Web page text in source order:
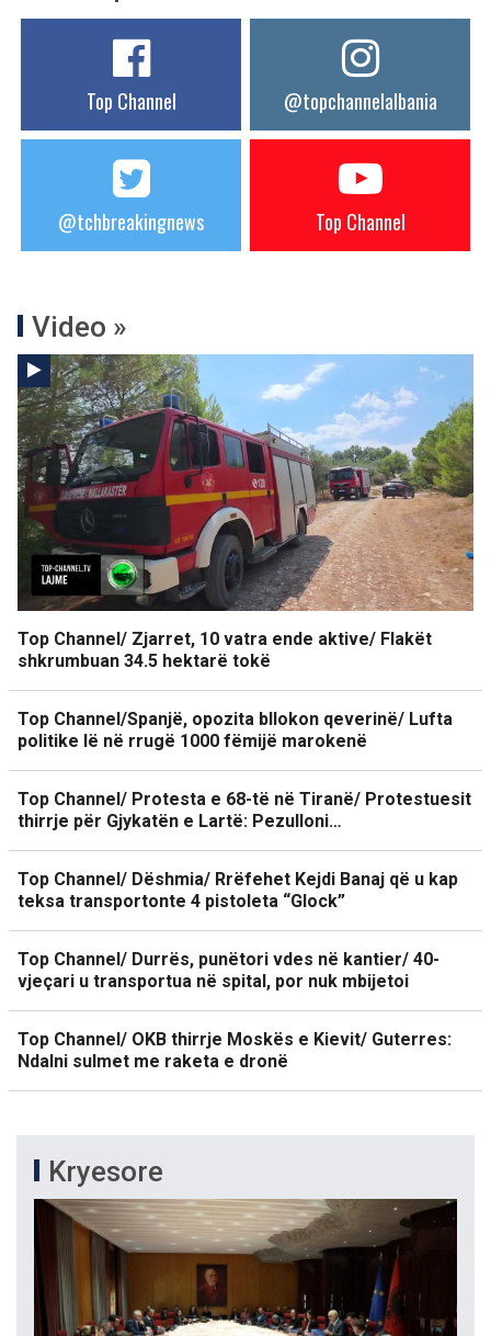
Top Channel @topchannelalbania
@tchbreakingnews Top Channel
Video »
Top Channel/ Zjarret, 10 vatra ende aktive/ Flakët
shkrumbuan 34.5 hektarë tokë
Top Channel/Spanjë, opozita bllokon qeverinë/ Lufta
politike lë në rrugë 1000 fëmijë marokenë
Top Channel/ Protesta e 68-të në Tiranë/ Protestuesit
thirrje për Gjykatën e Lartë: Pezulloni…
Top Channel/ Dëshmia/ Rrëfehet Kejdi Banaj që u kap
teksa transportonte 4 pistoleta “Glock”
Top Channel/ Durrës, punëtori vdes në kantier/ 40-
vjeçari u transportua në spital, por nuk mbijetoi
Top Channel/ OKB thirrje Moskës e Kievit/ Guterres:
Ndalni sulmet me raketa e dronë
Kryesore